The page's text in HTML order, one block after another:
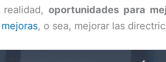
oportunidades para
, o sea, mejorar las